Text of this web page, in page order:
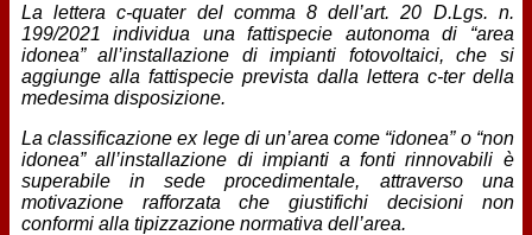
La lettera c-quater del comma 8 dell’art. 20 D.Lgs. n.
199/2021 individua una fattispecie autonoma di “area
idonea” all’installazione di impianti fotovoltaici, che si
aggiunge alla fattispecie prevista dalla lettera c-ter della
medesima disposizione.
La classificazione ex lege di un’area come “idonea” o “non
idonea” all’installazione di impianti a fonti rinnovabili è
superabile in sede procedimentale, attraverso una
motivazione rafforzata che giustifichi decisioni non
conformi alla tipizzazione normativa dell’area.